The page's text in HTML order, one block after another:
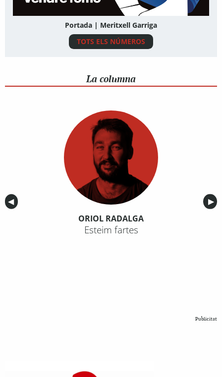
Portada | Meritxell Garriga
TOTS ELS NÚMEROS
La columna
Anterior
◀︎ ▶︎
ORIOL RADALGA
Esteim fartes
Publicitat